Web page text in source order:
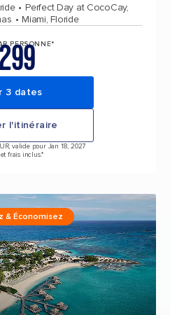
Perfect Day at CocoCay,
Miami, Floride
PERSONNE*
3 dates
l'itinéraire
valide pour Jan 18, 2027
et frais inclus.*
& Économisez